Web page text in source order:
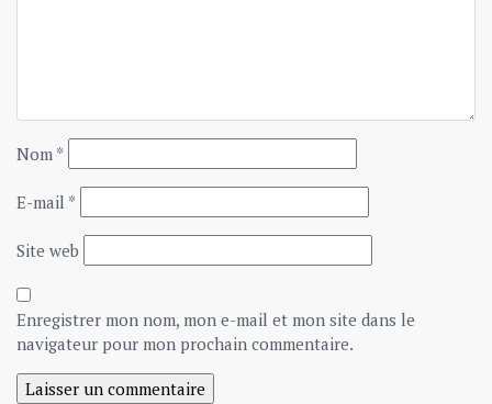
Nom *
E-mail *
Site web
Enregistrer mon nom, mon e-mail et mon site dans le
navigateur pour mon prochain commentaire.